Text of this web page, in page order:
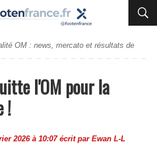
OM : news, mercato et résultats de
l'OM pour la
!
2026 à 10:07 écrit par Ewan L-L